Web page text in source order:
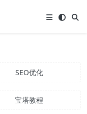
SEO优化
宝塔教程